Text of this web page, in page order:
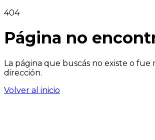
404
Página no
La página que buscás no existe o fue
dirección.
Volver al inicio